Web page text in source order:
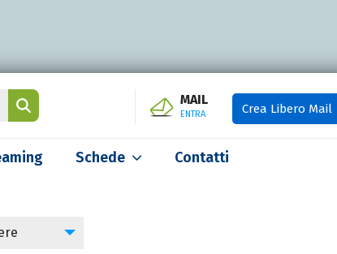
MAIL
ENTRA Crea Libero Mail
Schede Contatti